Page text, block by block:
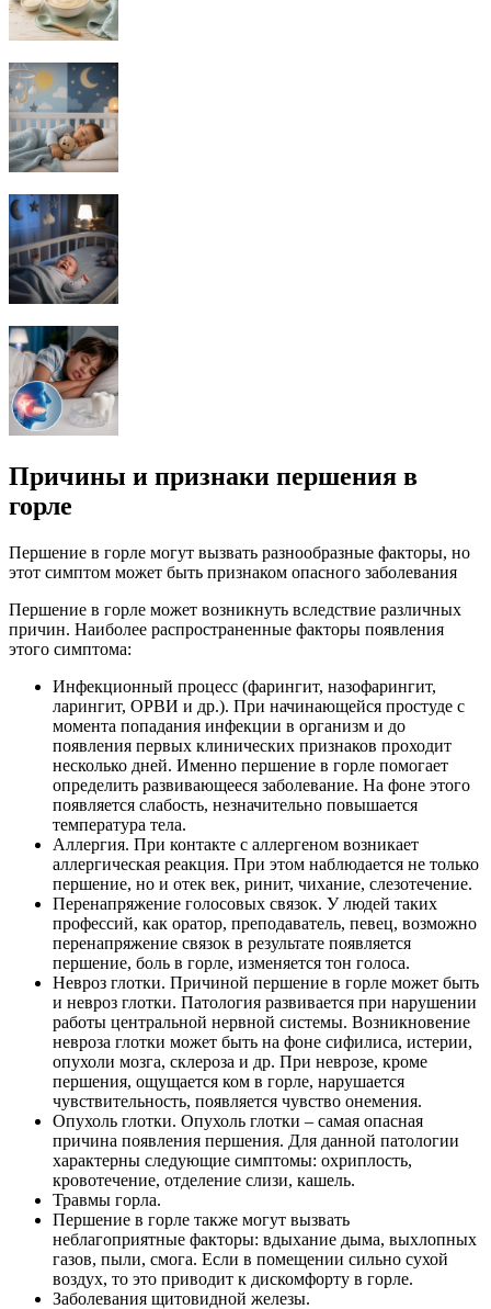
Причины и признаки першения в
горле
Першение в горле могут вызвать разнообразные факторы, но
этот симптом может быть признаком опасного заболевания
Першение в горле может возникнуть вследствие различных
причин. Наиболее распространенные факторы появления
этого симптома:
Инфекционный процесс (фарингит, назофарингит,
ларингит, ОРВИ и др.). При начинающейся простуде с
момента попадания инфекции в организм и до
появления первых клинических признаков проходит
несколько дней. Именно першение в горле помогает
определить развивающееся заболевание. На фоне этого
появляется слабость, незначительно повышается
температура тела.
Аллергия. При контакте с аллергеном возникает
аллергическая реакция. При этом наблюдается не только
першение, но и отек век, ринит, чихание, слезотечение.
Перенапряжение голосовых связок. У людей таких
профессий, как оратор, преподаватель, певец, возможно
перенапряжение связок в результате появляется
першение, боль в горле, изменяется тон голоса.
Невроз глотки. Причиной першение в горле может быть
и невроз глотки. Патология развивается при нарушении
работы центральной нервной системы. Возникновение
невроза глотки может быть на фоне сифилиса, истерии,
опухоли мозга, склероза и др. При неврозе, кроме
першения, ощущается ком в горле, нарушается
чувствительность, появляется чувство онемения.
Опухоль глотки. Опухоль глотки – самая опасная
причина появления першения. Для данной патологии
характерны следующие симптомы: охриплость,
кровотечение, отделение слизи, кашель.
Травмы горла.
Першение в горле также могут вызвать
неблагоприятные факторы: вдыхание дыма, выхлопных
газов, пыли, смога. Если в помещении сильно сухой
воздух, то это приводит к дискомфорту в горле.
Заболевания щитовидной железы.